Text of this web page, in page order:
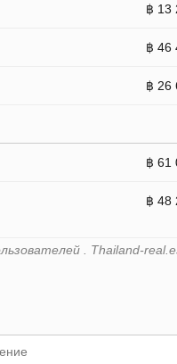
฿ 13
฿ 46
฿ 26
฿ 61
฿ 48
. Thailand-